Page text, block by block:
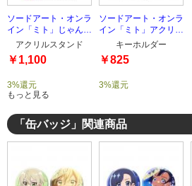
ソードアート・オンラ
イン「ミト」じゃんこ
れアクリルスタンド
アクリルスタンド
￥1,100
3%還元
ソードアート・オンラ
イン「ミト」アクリル
キーホルダー
キーホルダー
￥825
3%還元
もっと見る
「缶バッジ」関連商品